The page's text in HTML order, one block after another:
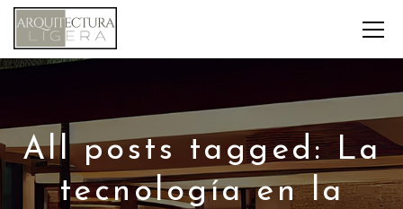
All posts tagged: La
tecnología en la